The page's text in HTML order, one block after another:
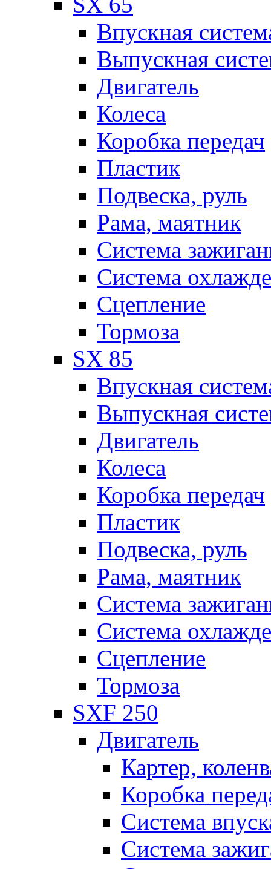
Впускная
Выпускная
Двигатель
Колеса
Коробка передач
Пластик
Подвеска, руль
Рама, маятник
Система
Система
Сцепление
Тормоза
SX 85
Впускная
Выпускная
Двигатель
Колеса
Коробка передач
Пластик
Подвеска, руль
Рама, маятник
Система
Система
Сцепление
Тормоза
SXF 250
Двигатель
Картер,
Коробка
Система
Система